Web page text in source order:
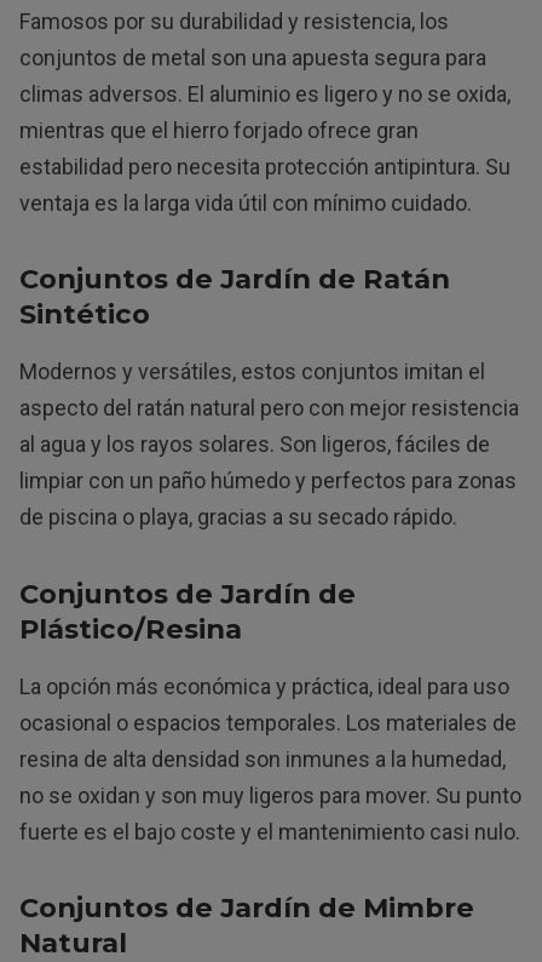
Famosos por su durabilidad y resistencia, los
conjuntos de metal son una apuesta segura para
climas adversos. El aluminio es ligero y no se oxida,
mientras que el hierro forjado ofrece gran
estabilidad pero necesita protección antipintura. Su
ventaja es la larga vida útil con mínimo cuidado.
Conjuntos de Jardín de Ratán
Sintético
Modernos y versátiles, estos conjuntos imitan el
aspecto del ratán natural pero con mejor resistencia
al agua y los rayos solares. Son ligeros, fáciles de
limpiar con un paño húmedo y perfectos para zonas
de piscina o playa, gracias a su secado rápido.
Conjuntos de Jardín de
Plástico/Resina
La opción más económica y práctica, ideal para uso
ocasional o espacios temporales. Los materiales de
resina de alta densidad son inmunes a la humedad,
no se oxidan y son muy ligeros para mover. Su punto
fuerte es el bajo coste y el mantenimiento casi nulo.
Conjuntos de Jardín de Mimbre
Natural